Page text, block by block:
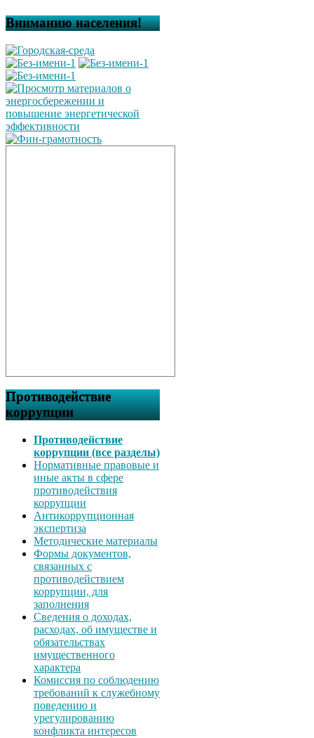
Вниманию населения!
Противодействие
коррупции
Противодействие
коррупции (все разделы)
Нормативные правовые и
иные акты в сфере
противодействия
коррупции
Антикоррупционная
экспертиза
Методические материалы
Формы документов,
связанных с
противодействием
коррупции, для
заполнения
Сведения о доходах,
расходах, об имуществе и
обязательствах
имущественного
характера
Комиссия по соблюдению
требований к служебному
поведению и
урегулированию
конфликта интересов